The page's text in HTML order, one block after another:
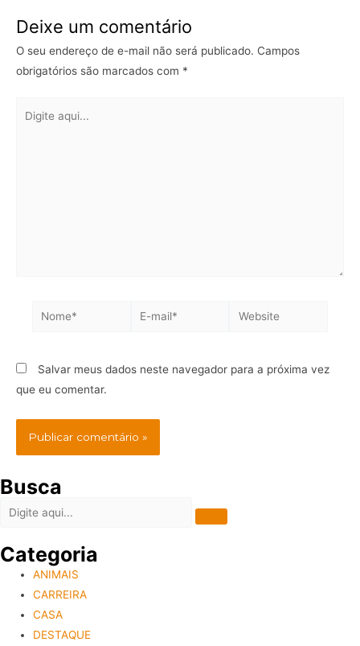
Deixe um comentário
O seu endereço de e-mail não será publicado. Campos
obrigatórios são marcados com *
aqui...
Nome*
E-
Website
Salvar meus dados neste navegador para a próxima vez
que eu comentar.
Busca
Categoria
ANIMAIS
CARREIRA
CASA
DESTAQUE